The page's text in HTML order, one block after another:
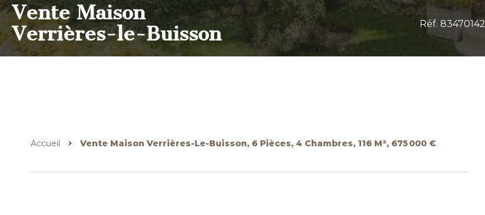
Vente Maison
Verrières-le-Buisson
Réf. 83470142
Accueil Vente Maison Verrières-Le-Buisson, 6 Pièces, 4 Chambres, 116 M², 675 000 €